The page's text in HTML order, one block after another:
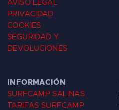
AVISO LEGAL
PRIVACIDAD
COOKIES
SEGURIDAD Y
DEVOLUCIONES
INFORMACIÓN
SURFCAMP SALINAS
TARIFAS SURFCAMP